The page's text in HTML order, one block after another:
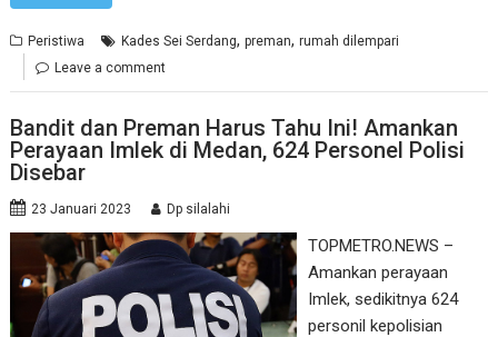
Peristiwa Kades Sei Serdang,preman,rumah dilempari
Leave a comment
Bandit dan Preman Harus Tahu Ini! Amankan
Perayaan Imlek di Medan, 624 Personel Polisi
Disebar
23 Januari 2023 Dp silalahi
TOPMETRO.NEWS –
Amankan perayaan
Imlek, sedikitnya 624
personil kepolisian